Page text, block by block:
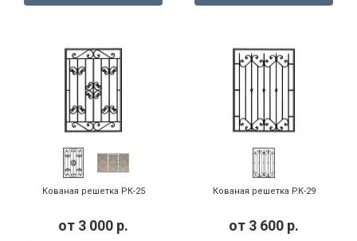
Кованая решетка РК-25
от 3 000 р.
Кованая решетка РК-29
от 3 600 р.